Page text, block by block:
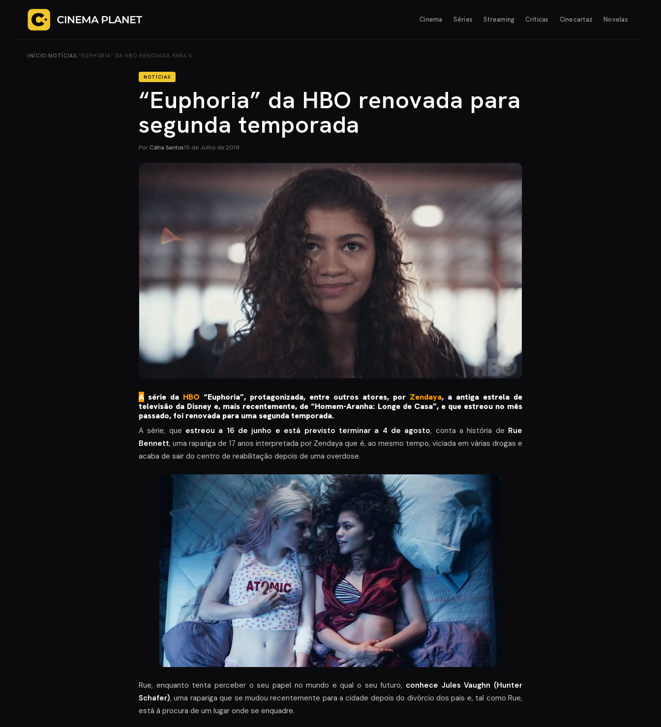
Cinema Séries Streaming Críticas Cinecartaz Novelas
INÍCIO› NOTÍCIAS›“EUPHORIA” DA HBO RENOVADA PARA S…
NOTÍCIAS
“Euphoria” da HBO renovada para
segunda temporada
Por Cátia Santos15 de Julho de 2019
A série da HBO “Euphoria”, protagonizada, entre outros atores, por Zendaya, a antiga estrela de
televisão da Disney e, mais recentemente, de “Homem-Aranha: Longe de Casa”, e que estreou no mês
passado, foi renovada para uma segunda temporada.
A série, que estreou a 16 de junho e está previsto terminar a 4 de agosto, conta a história de Rue
Bennett, uma rapariga de 17 anos interpretada por Zendaya que é, ao mesmo tempo, viciada em várias drogas e
acaba de sair do centro de reabilitação depois de uma overdose.
Rue, enquanto tenta perceber o seu papel no mundo e qual o seu futuro, conhece Jules Vaughn (Hunter
Schafer), uma rapariga que se mudou recentemente para a cidade depois do divórcio dos pais e, tal como Rue,
está à procura de um lugar onde se enquadre.